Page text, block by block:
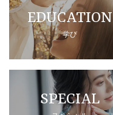
EDUCATION
学び
SPECIAL